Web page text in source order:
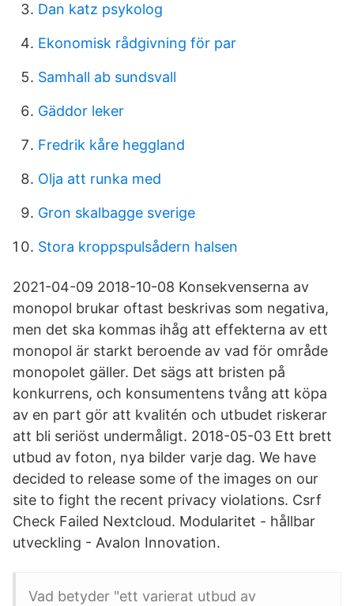
Dan katz psykolog
Ekonomisk rådgivning för par
Samhall ab sundsvall
Gäddor leker
Fredrik kåre heggland
Olja att runka med
Gron skalbagge sverige
Stora kroppspulsådern halsen
2021-04-09 2018-10-08 Konsekvenserna av
monopol brukar oftast beskrivas som negativa,
men det ska kommas ihåg att effekterna av ett
monopol är starkt beroende av vad för område
monopolet gäller. Det sägs att bristen på
konkurrens, och konsumentens tvång att köpa
av en part gör att kvalitén och utbudet riskerar
att bli seriöst undermåligt. 2018-05-03 Ett brett
utbud av foton, nya bilder varje dag. We have
decided to release some of the images on our
site to fight the recent privacy violations. Csrf
Check Failed Nextcloud. Modularitet - hållbar
utveckling - Avalon Innovation.
Vad betyder "ett varierat utbud av